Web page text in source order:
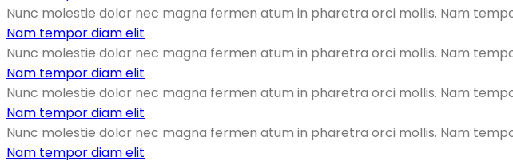
Nunc molestie dolor nec magna fermen atum in pharetra orci mollis. Nam
Nam tempor diam elit
Nunc molestie dolor nec magna fermen atum in pharetra orci mollis. Nam
Nam tempor diam elit
Nunc molestie dolor nec magna fermen atum in pharetra orci mollis. Nam
Nam tempor diam elit
Nunc molestie dolor nec magna fermen atum in pharetra orci mollis. Nam
Nam tempor diam elit